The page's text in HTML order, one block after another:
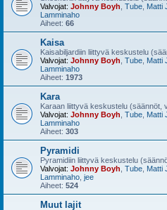
Valvojat: Johnny Boyh Tube Matti
Lamminaho
Aiheet: 66
Kaisa
Kaisabiljardiin liittyvä keskustelu
Valvojat: Johnny Boyh Tube Matti
Lamminaho
Aiheet: 1973
Kara
Karaan liittyvä keskustelu (säännöt,
Valvojat: Johnny Boyh Tube Matti
Lamminaho
Aiheet: 303
Pyramidi
Pyramidiin liittyvä keskustelu
Valvojat: Johnny Boyh Tube Matti
Lamminaho jee
Aiheet: 524
Muut lajit